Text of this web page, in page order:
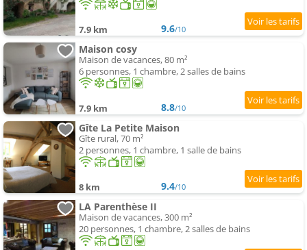
7.9 km 9.6/10
Maison cosy
Maison de vacances, 80 m²
6 personnes, 1 chambre, 2 salles de bains
7.9 km 8.8/10
Gîte La Petite Maison
Gîte rural, 70 m²
2 personnes, 1 chambre, 1 salle de bains
8 km 9.4/10
LA Parenthèse II
Maison de vacances, 300 m²
20 personnes, 1 chambre, 2 salles de bains